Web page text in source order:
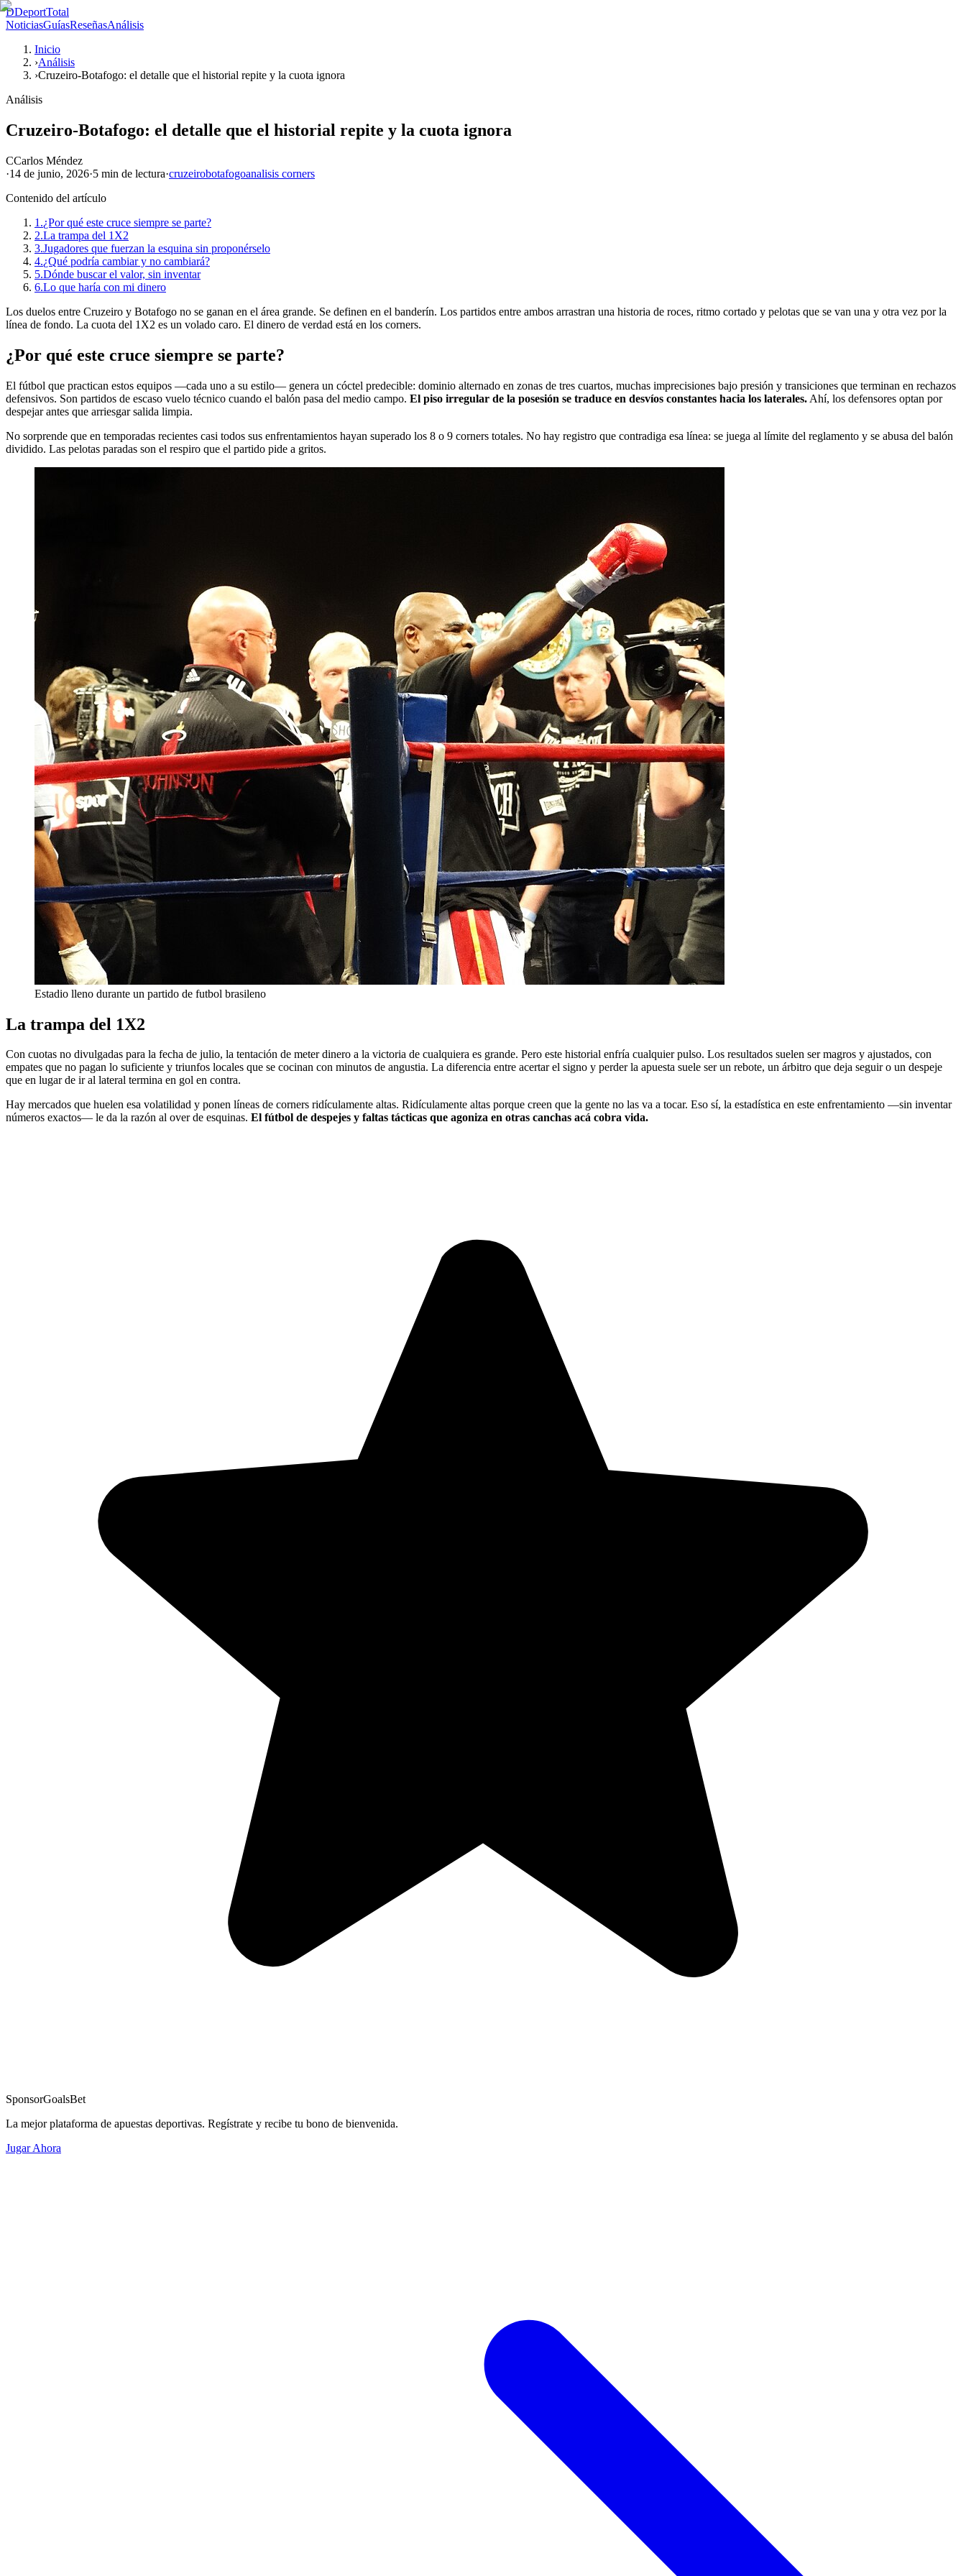
DDeportTotal
NoticiasGuíasReseñasAnálisis
Inicio
›Análisis
›Cruzeiro-Botafogo: el detalle que el historial repite y la cuota ignora
Análisis
Cruzeiro-Botafogo: el detalle que el historial repite y la cuota ignora
CCarlos Méndez
·14 de junio, 2026·5 min de lectura·cruzeirobotafogoanalisis corners
Contenido del artículo
1.¿Por qué este cruce siempre se parte?
2.La trampa del 1X2
3.Jugadores que fuerzan la esquina sin proponérselo
4.¿Qué podría cambiar y no cambiará?
5.Dónde buscar el valor, sin inventar
6.Lo que haría con mi dinero
Los duelos entre Cruzeiro y Botafogo no se ganan en el área grande. Se definen en el banderín. Los partidos entre ambos arrastran una historia de roces, ritmo cortado y pelotas que se van una y otra vez por la
línea de fondo. La cuota del 1X2 es un volado caro. El dinero de verdad está en los corners.
¿Por qué este cruce siempre se parte?
El fútbol que practican estos equipos —cada uno a su estilo— genera un cóctel predecible: dominio alternado en zonas de tres cuartos, muchas imprecisiones bajo presión y transiciones que terminan en rechazos
defensivos. Son partidos de escaso vuelo técnico cuando el balón pasa del medio campo. El piso irregular de la posesión se traduce en desvíos constantes hacia los laterales. Ahí, los defensores optan por
despejar antes que arriesgar salida limpia.
No sorprende que en temporadas recientes casi todos sus enfrentamientos hayan superado los 8 o 9 corners totales. No hay registro que contradiga esa línea: se juega al límite del reglamento y se abusa del balón
dividido. Las pelotas paradas son el respiro que el partido pide a gritos.
Estadio lleno durante un partido de futbol brasileno
La trampa del 1X2
Con cuotas no divulgadas para la fecha de julio, la tentación de meter dinero a la victoria de cualquiera es grande. Pero este historial enfría cualquier pulso. Los resultados suelen ser magros y ajustados, con
empates que no pagan lo suficiente y triunfos locales que se cocinan con minutos de angustia. La diferencia entre acertar el signo y perder la apuesta suele ser un rebote, un árbitro que deja seguir o un despeje
que en lugar de ir al lateral termina en gol en contra.
Hay mercados que huelen esa volatilidad y ponen líneas de corners ridículamente altas. Ridículamente altas porque creen que la gente no las va a tocar. Eso sí, la estadística en este enfrentamiento —sin inventar
números exactos— le da la razón al over de esquinas. El fútbol de despejes y faltas tácticas que agoniza en otras canchas acá cobra vida.
SponsorGoalsBet
La mejor plataforma de apuestas deportivas. Regístrate y recibe tu bono de bienvenida.
Jugar Ahora